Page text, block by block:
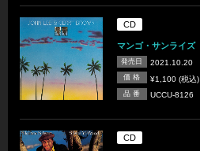
CD
マンゴ・サンライズ
発売日 2021.10.20
価 格 ¥1,100 (税込)
品 番 UCCU-8126
CD